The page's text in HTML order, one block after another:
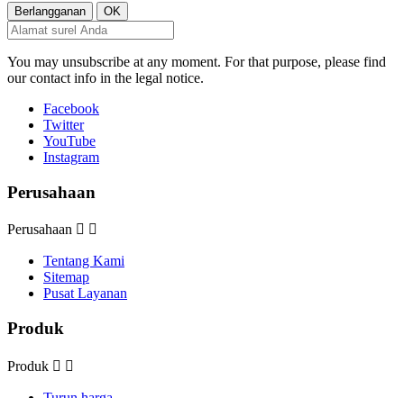
You may unsubscribe at any moment. For that purpose, please find
our contact info in the legal notice.
Facebook
Twitter
YouTube
Instagram
Perusahaan
Perusahaan  
Tentang Kami
Sitemap
Pusat Layanan
Produk
Produk  